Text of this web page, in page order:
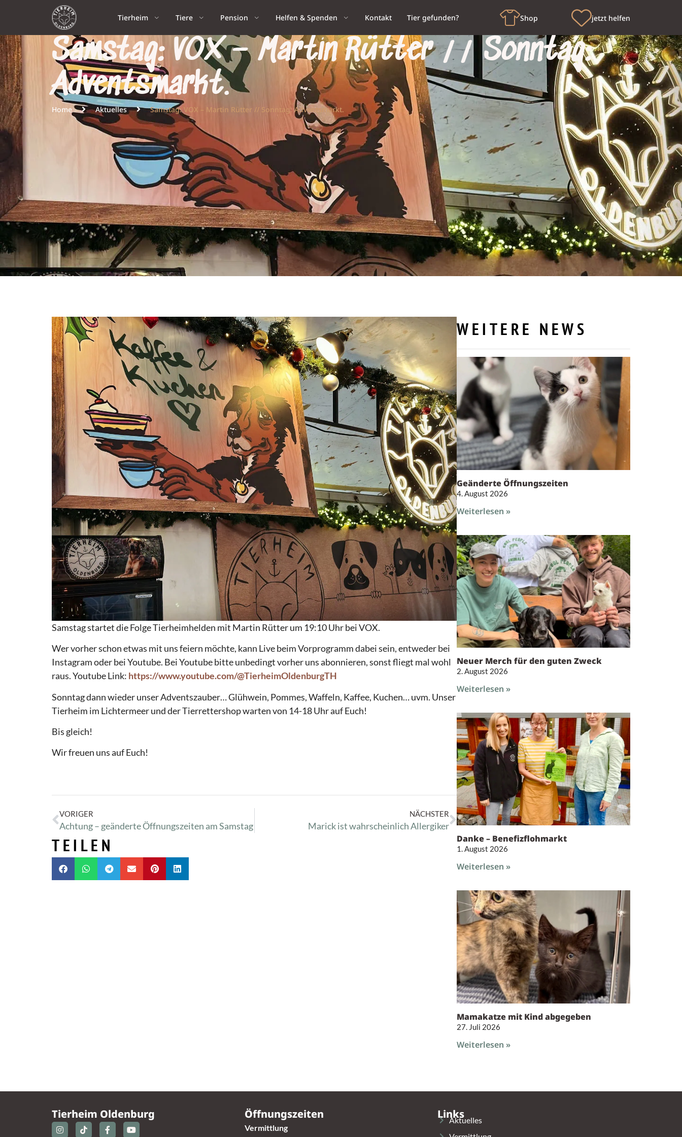
Tierheim Tiere Pension Helfen & Spenden Kontakt Tier gefunden? Shop jetzt helfen
Samstag: VOX – Martin Rütter // Sonntag:
Adventsmarkt.
Home Aktuelles Samstag: VOX – Martin Rütter // Sonntag: Adventsmarkt.
Samstag startet die Folge Tierheimhelden mit Martin Rütter um 19:10 Uhr bei VOX.
Wer vorher schon etwas mit uns feiern möchte, kann Live beim Vorprogramm dabei sein, entweder bei
Instagram oder bei Youtube. Bei Youtube bitte unbedingt vorher uns abonnieren, sonst fliegt mal wohl
raus. Youtube Link: https://www.youtube.com/@TierheimOldenburgTH
Sonntag dann wieder unser Adventszauber… Glühwein, Pommes, Waffeln, Kaffee, Kuchen… uvm. Unser
Tierheim im Lichtermeer und der Tierrettershop warten von 14-18 Uhr auf Euch!
Bis gleich!
Wir freuen uns auf Euch!
VORIGER
Achtung – geänderte Öffnungszeiten am Samstag
NÄCHSTER
Marick ist wahrscheinlich Allergiker
TEILEN
WEITERE NEWS
Geänderte Öffnungszeiten
4. August 2026
Weiterlesen »
Neuer Merch für den guten Zweck
2. August 2026
Weiterlesen »
Danke – Benefizflohmarkt
1. August 2026
Weiterlesen »
Mamakatze mit Kind abgegeben
27. Juli 2026
Weiterlesen »
Tierheim Oldenburg Öffnungszeiten
Vermittlung
Links
Aktuelles